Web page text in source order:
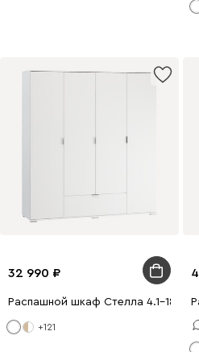
32 990
Распашной шкаф Стелла 4.1-
+121